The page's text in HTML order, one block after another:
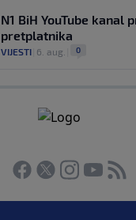
N1 BiH YouTube kanal
pretplatnika
VIJESTI 6. aug. 0